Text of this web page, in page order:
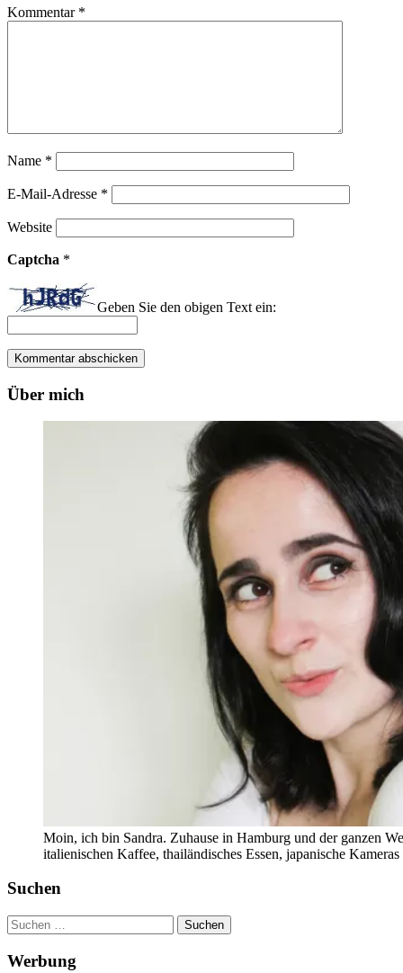
Kommentar *
Name *
E-Mail-Adresse *
Website
Captcha *
Geben Sie den obigen Text ein:
Über mich
Moin, ich bin Sandra. Zuhause in Hamburg und der ganzen
italienischen Kaffee, thailändisches Essen, japanische
Suchen
Suchen
nach:
Werbung